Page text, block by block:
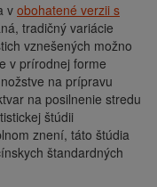
v obohatené verzii s
tradičný variácie
vznešených možno
v prírodnej forme
na prípravu
na posilnenie stredu
štúdii
znení, táto štúdia
štandardných